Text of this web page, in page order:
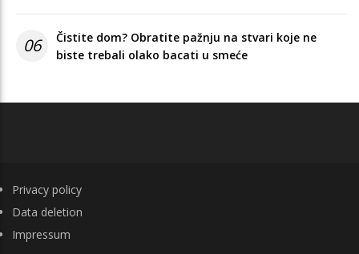
06
Čistite dom? Obratite pažnju na stvari koje ne
biste trebali olako bacati u smeće
FOOTER
Privacy policy
Data deletion
Impressum